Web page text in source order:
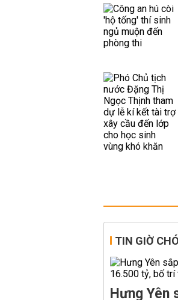
TIN GIỜ
Hưng Yên